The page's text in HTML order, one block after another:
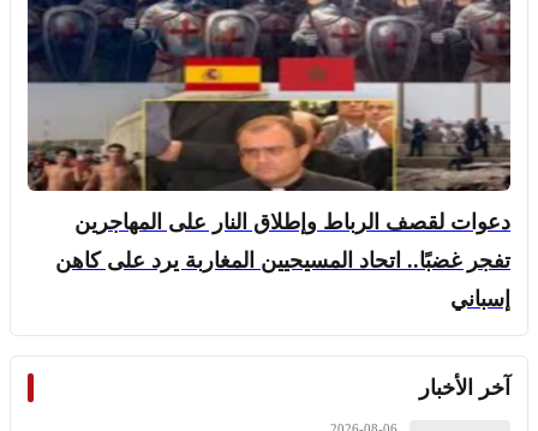
دعوات لقصف الرباط وإطلاق النار على المهاجرين
تفجر غضبًا.. اتحاد المسيحيين المغاربة يرد على كاهن
إسباني
آخر الأخبار